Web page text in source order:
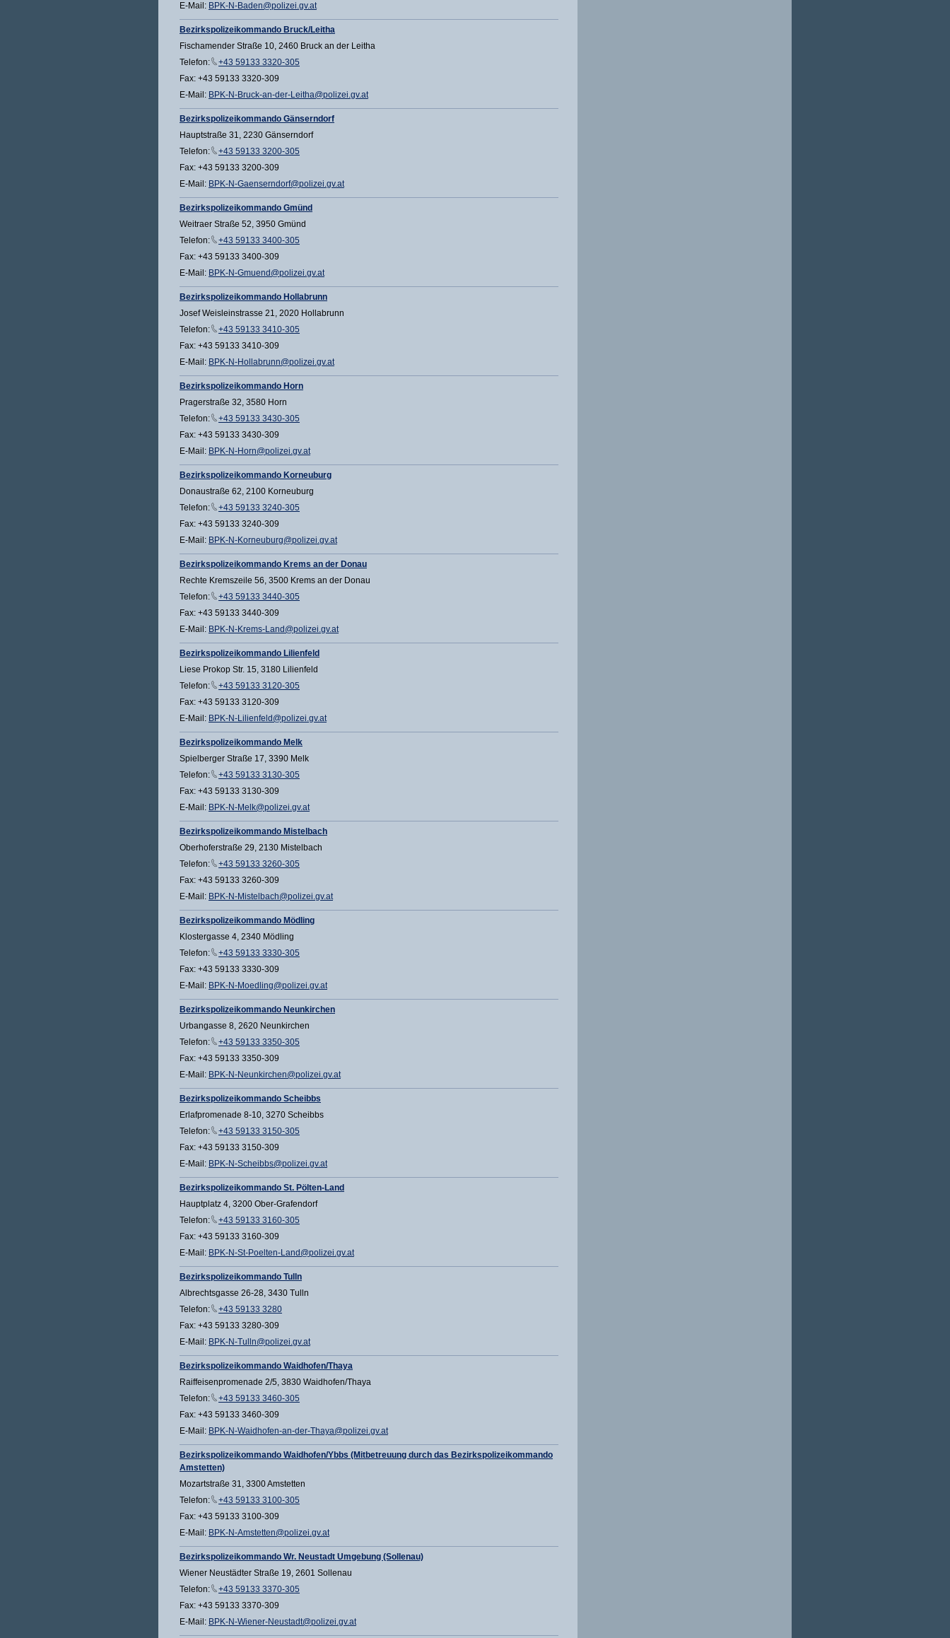
E-Mail: BPK-N-Baden@polizei.gv.at
Bezirkspolizeikommando Bruck/Leitha
Fischamender Straße 10, 2460 Bruck an der Leitha
Telefon:
+43 59133 3320-305
Fax: +43 59133 3320-309
E-Mail: BPK-N-Bruck-an-der-Leitha@polizei.gv.at
Bezirkspolizeikommando Gänserndorf
Hauptstraße 31, 2230 Gänserndorf
Telefon:
+43 59133 3200-305
Fax: +43 59133 3200-309
E-Mail: BPK-N-Gaenserndorf@polizei.gv.at
Bezirkspolizeikommando Gmünd
Weitraer Straße 52, 3950 Gmünd
Telefon:
+43 59133 3400-305
Fax: +43 59133 3400-309
E-Mail: BPK-N-Gmuend@polizei.gv.at
Bezirkspolizeikommando Hollabrunn
Josef Weisleinstrasse 21, 2020 Hollabrunn
Telefon:
+43 59133 3410-305
Fax: +43 59133 3410-309
E-Mail: BPK-N-Hollabrunn@polizei.gv.at
Bezirkspolizeikommando Horn
Pragerstraße 32, 3580 Horn
Telefon:
+43 59133 3430-305
Fax: +43 59133 3430-309
E-Mail: BPK-N-Horn@polizei.gv.at
Bezirkspolizeikommando Korneuburg
Donaustraße 62, 2100 Korneuburg
Telefon:
+43 59133 3240-305
Fax: +43 59133 3240-309
E-Mail: BPK-N-Korneuburg@polizei.gv.at
Bezirkspolizeikommando Krems an der Donau
Rechte Kremszeile 56, 3500 Krems an der Donau
Telefon:
+43 59133 3440-305
Fax: +43 59133 3440-309
E-Mail: BPK-N-Krems-Land@polizei.gv.at
Bezirkspolizeikommando Lilienfeld
Liese Prokop Str. 15, 3180 Lilienfeld
Telefon:
+43 59133 3120-305
Fax: +43 59133 3120-309
E-Mail: BPK-N-Lilienfeld@polizei.gv.at
Bezirkspolizeikommando Melk
Spielberger Straße 17, 3390 Melk
Telefon:
+43 59133 3130-305
Fax: +43 59133 3130-309
E-Mail: BPK-N-Melk@polizei.gv.at
Bezirkspolizeikommando Mistelbach
Oberhoferstraße 29, 2130 Mistelbach
Telefon:
+43 59133 3260-305
Fax: +43 59133 3260-309
E-Mail: BPK-N-Mistelbach@polizei.gv.at
Bezirkspolizeikommando Mödling
Klostergasse 4, 2340 Mödling
Telefon:
+43 59133 3330-305
Fax: +43 59133 3330-309
E-Mail: BPK-N-Moedling@polizei.gv.at
Bezirkspolizeikommando Neunkirchen
Urbangasse 8, 2620 Neunkirchen
Telefon:
+43 59133 3350-305
Fax: +43 59133 3350-309
E-Mail: BPK-N-Neunkirchen@polizei.gv.at
Bezirkspolizeikommando Scheibbs
Erlafpromenade 8-10, 3270 Scheibbs
Telefon:
+43 59133 3150-305
Fax: +43 59133 3150-309
E-Mail: BPK-N-Scheibbs@polizei.gv.at
Bezirkspolizeikommando St. Pölten-Land
Hauptplatz 4, 3200 Ober-Grafendorf
Telefon:
+43 59133 3160-305
Fax: +43 59133 3160-309
E-Mail: BPK-N-St-Poelten-Land@polizei.gv.at
Bezirkspolizeikommando Tulln
Albrechtsgasse 26-28, 3430 Tulln
Telefon:
+43 59133 3280
Fax: +43 59133 3280-309
E-Mail: BPK-N-Tulln@polizei.gv.at
Bezirkspolizeikommando Waidhofen/Thaya
Raiffeisenpromenade 2/5, 3830 Waidhofen/Thaya
Telefon:
+43 59133 3460-305
Fax: +43 59133 3460-309
E-Mail: BPK-N-Waidhofen-an-der-Thaya@polizei.gv.at
Bezirkspolizeikommando Waidhofen/Ybbs (Mitbetreuung durch das Bezirkspolizeikommando
Amstetten)
Mozartstraße 31, 3300 Amstetten
Telefon:
+43 59133 3100-305
Fax: +43 59133 3100-309
E-Mail: BPK-N-Amstetten@polizei.gv.at
Bezirkspolizeikommando Wr. Neustadt Umgebung (Sollenau)
Wiener Neustädter Straße 19, 2601 Sollenau
Telefon:
+43 59133 3370-305
Fax: +43 59133 3370-309
E-Mail: BPK-N-Wiener-Neustadt@polizei.gv.at